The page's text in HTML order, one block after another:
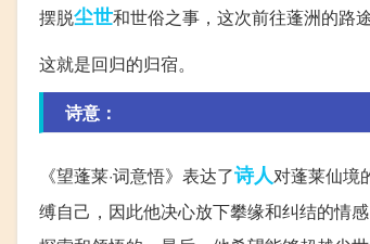
摆脱尘世和世俗之事，这次前往蓬洲的路途
这就是回归的归宿。
诗意：
《望蓬莱·词意悟》表达了诗人对蓬莱仙境
缚自己，因此他决心放下攀缘和纠结的情